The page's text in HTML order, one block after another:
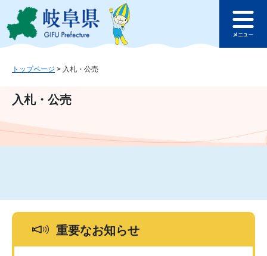
ジ
ュ
文
このページの本文へ
ュ
トップページ > 入札・公売
入札・公売
重要なお知らせ